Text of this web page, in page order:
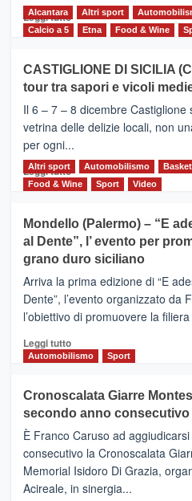
Leggi tutto Leggi
MOIO
ALCANTARA
–
Vivicittà,
alla
scoperta
del
territorio,
e
messaggi
di
Alcantara Altri sport
Calcio a 5
Etna Food & Wine
CASTIGLIONE DI SICILIA
tour tra sapori e vicoli
Il 6 – 7 – 8 dicembre
vetrina delle delizie locali, non
per ogni...
Leggi tuttoLeggi
di
CASTIGLIONE
DI
SICILIA
(Ct)
–
Il
Borgo
Gusto,
il
tra
sapori
vicoli
medievali
Altri sport Automobilismo Basket
Food & Wine
Sport Video
Mondello (Palermo) – “E
al Dente”, l’ evento per
grano duro siciliano
Arriva la prima edizione di “E
Dente”, l’evento organizzato da
l’obiettivo di promuovere la
Leggi tuttoLeggi
di
Mondello
(Palermo)
–
“E
adesso
Pasta
–
Automobilismo Sport
Cronoscalata Giarre
secondo anno
È Franco Caruso ad
consecutivo la Cronoscalata
Memorial Isidoro Di Grazia,
Acireale, in sinergia...